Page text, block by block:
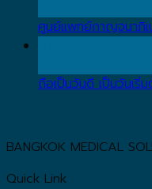
ศูนย์แพทย์กาญจนาภิ
ถือเป็นวันดี เป็นวันเริ่
BANGKOK MEDICAL
Quick Link